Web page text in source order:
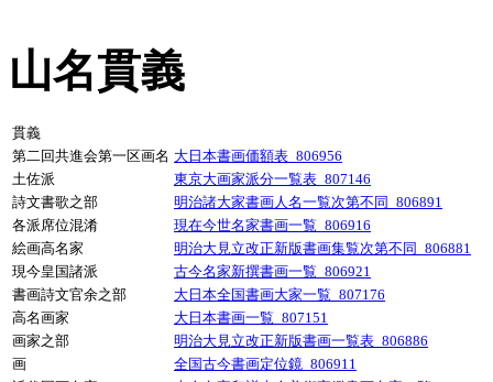
山名貫義
貫義
第二回共進会第一区画名 大日本書画価額表_806956
土佐派
東京大画家派分一覧表_807146
詩文書歌之部
明治諸大家書画人名一覧次第不同_806891
各派席位混淆
現在今世名家書画一覧_806916
絵画高名家
明治大見立改正新版書画集覧次第不同_806881
現今皇国諸派
古今名家新撰書画一覧_806921
書画詩文官余之部
大日本全国書画大家一覧_807176
高名画家
大日本書画一覧_807151
画家之部
明治大見立改正新版書画一覧表_806886
画
全国古今書画定位鏡_806911